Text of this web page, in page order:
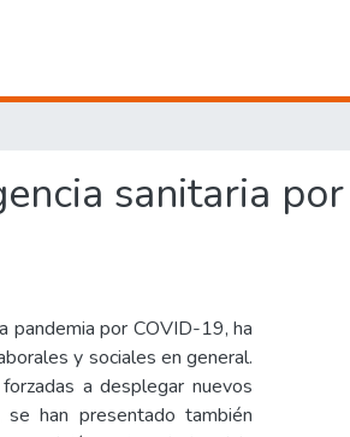
sanitaria
pandemia por COVID-19, ha
y sociales en general.
a desplegar nuevos
han presentado también